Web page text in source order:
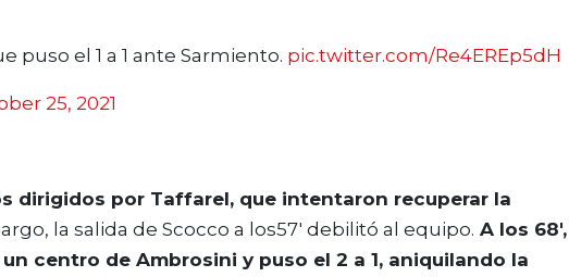
puso el 1 a 1 ante Sarmiento. pic.twitter.com/Re4EREp5dH
25, 2021
dirigidos por Taffarel, que intentaron recuperar la
la salida de Scocco a los57′ debilitó al equipo. A los 68′,
centro de Ambrosini y puso el 2 a 1, aniquilando la